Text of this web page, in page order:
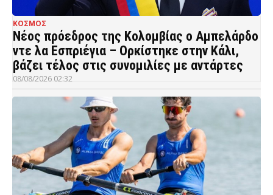
ΚΟΣΜΟΣ
Νέος πρόεδρος της Κολομβίας ο Αμπελάρδο
ντε λα Εσπριέγια – Ορκίστηκε στην Κάλι,
βάζει τέλος στις συνομιλίες με αντάρτες
08/08/2026 02:32